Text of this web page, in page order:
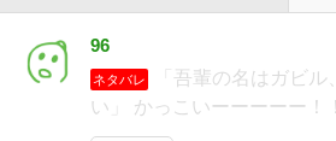
96
ネタバレ
「吾輩の名はガビ
い」 かっこいーーーーー